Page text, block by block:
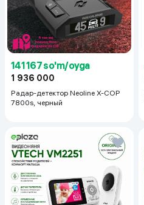
141 167 so'm/oyga
1 936 000
Радар-детектор Neoline X-COP
7800s, черный